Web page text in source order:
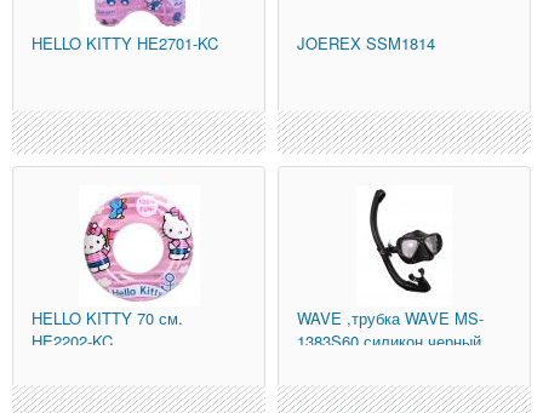
HELLO KITTY HE2701-KC JOEREX SSM1814
HELLO KITTY 70 см.
HE2202-KC
WAVE ,трубка WAVE MS-
1383S60 силикон,черный